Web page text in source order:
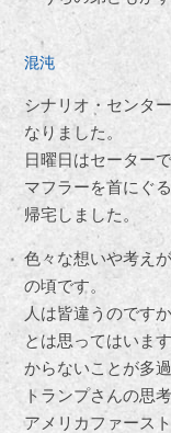
混沌
シナリオ・センタ
なりました。
日曜日はセーター
マフラーを首にぐ
帰宅しました。
色々な想いや考え
の頃です。
人は皆違うのです
とは思ってはいま
からないことが多
トランプさんの思
アメリカファース